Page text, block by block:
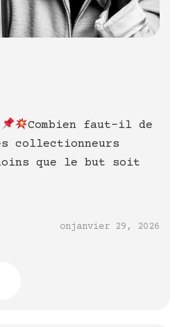
Combien faut-il de
collectionneurs
que le but soit
onjanvier 29, 2026